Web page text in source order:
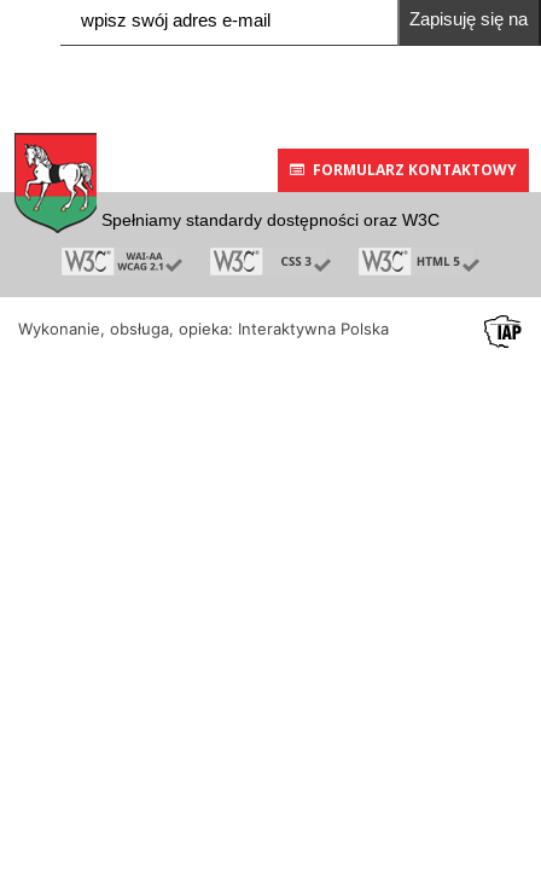
Zapisuję się na
FORMULARZ KONTAKTOWY
Spełniamy standardy dostępności oraz W3C
Wykonanie, obsługa, opieka: Interaktywna Polska